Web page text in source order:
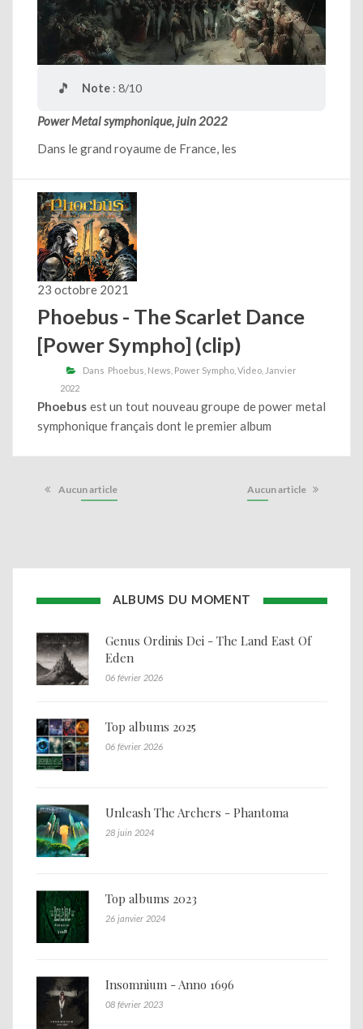
🎵 Note : 8/10
Power Metal symphonique, juin 2022
Dans le grand royaume de France, les
23 octobre 2021
Phoebus - The Scarlet Dance
[Power Sympho] (clip)
Dans Phoebus News Power Sympho Video Janvier
2022
Phoebus est un tout nouveau groupe de power metal
symphonique français dont le premier album
Aucun article Aucun article
ALBUMS DU MOMENT
Genus Ordinis Dei - The Land East Of
Eden
06 février 2026
Top albums 2025
06 février 2026
Unleash The Archers - Phantoma
28 juin 2024
Top albums 2023
26 janvier 2024
Insomnium - Anno 1696
08 février 2023